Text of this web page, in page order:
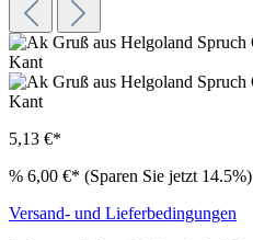
5,13 €*
% 6,00 €* (Sparen Sie jetzt 14.5%)
Versand- und Lieferbedingungen